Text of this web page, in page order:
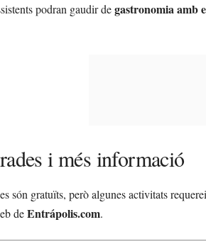
podran gaudir degastronomia amb
i més informació
són gratuïts, però algunes activitats
deEntrápolis.com.